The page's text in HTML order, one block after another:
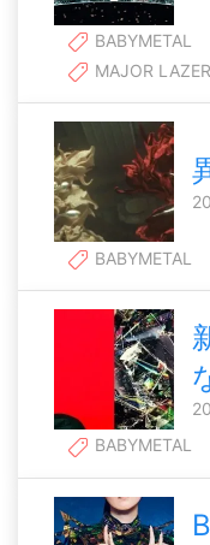
BABYMETAL
MAJOR LAZER
BABYMETAL
BABYMETAL